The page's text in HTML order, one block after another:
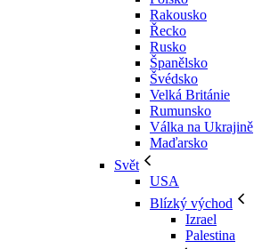
Rakousko
Řecko
Rusko
Španělsko
Švédsko
Velká Británie
Rumunsko
Válka na Ukrajině
Maďarsko
Svět
USA
Blízký východ
Izrael
Palestina